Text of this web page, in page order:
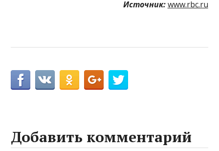
Источник: www.rbc.ru
Добавить комментарий